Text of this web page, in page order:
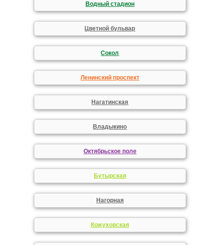
Водный стадион
Цветной бульвар
Сокол
Ленинский проспект
Нагатинская
Владыкино
Октябрьское поле
Бутырская
Нагорная
Кожуховская